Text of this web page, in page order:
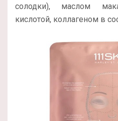
солодки), маслом
кислотой, коллагеном в